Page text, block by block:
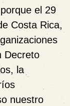
el 29
Costa Rica,
Decreto
la
nuestro